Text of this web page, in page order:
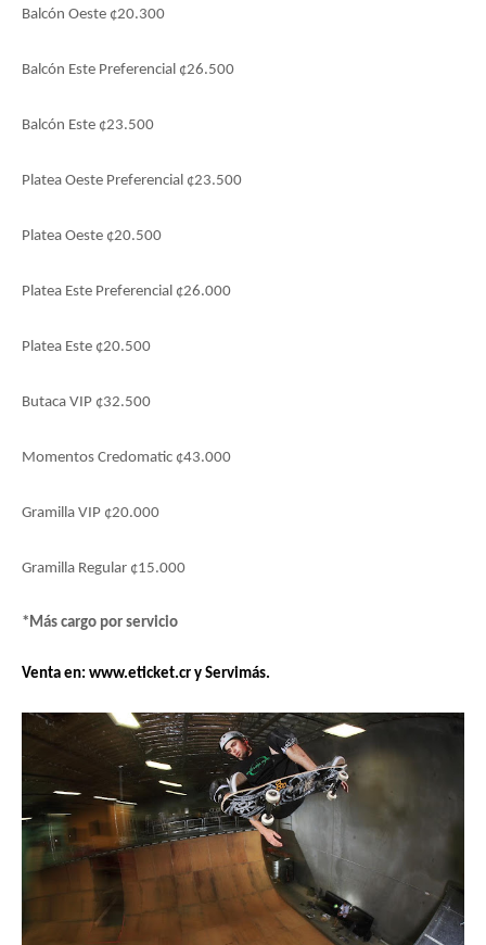
Balcón Oeste ¢20.300
Balcón Este Preferencial ¢26.500
Balcón Este ¢23.500
Platea Oeste Preferencial ¢23.500
Platea Oeste ¢20.500
Platea Este Preferencial ¢26.000
Platea Este ¢20.500
Butaca VIP ¢32.500
Momentos Credomatic ¢43.000
Gramilla VIP ¢20.000
Gramilla Regular ¢15.000
*Más cargo por servicio
Venta en: www.eticket.cr y Servimás.